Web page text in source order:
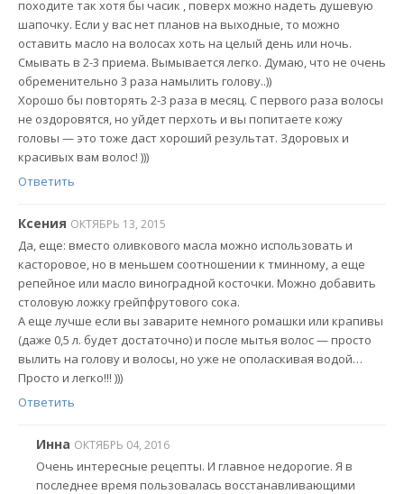
походите так хотя бы часик , поверх можно надеть душевую
шапочку. Если у вас нет планов на выходные, то можно
оставить масло на волосах хоть на целый день или ночь.
Смывать в 2-3 приема. Вымывается легко. Думаю, что не очень
обременительно 3 раза намылить голову..))
Хорошо бы повторять 2-3 раза в месяц. С первого раза волосы
не оздоровятся, но уйдет перхоть и вы попитаете кожу
головы — это тоже даст хороший результат. Здоровых и
красивых вам волос! )))
Ответить
Ксения ОКТЯБРЬ 13, 2015
Да, еще: вместо оливкового масла можно использовать и
касторовое, но в меньшем соотношении к тминному, а еще
репейное или масло виноградной косточки. Можно добавить
столовую ложку грейпфрутового сока.
А еще лучше если вы заварите немного ромашки или крапивы
(даже 0,5 л. будет достаточно) и после мытья волос — просто
вылить на голову и волосы, но уже не ополаскивая водой…
Просто и легко!!! )))
Ответить
Инна ОКТЯБРЬ 04, 2016
Очень интересные рецепты. И главное недорогие. Я в
последнее время пользовалась восстанавливающими